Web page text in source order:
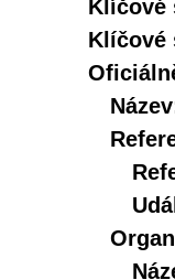
Klíčové
Klíčové